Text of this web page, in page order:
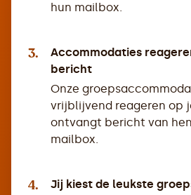
hun mailbox.
3.
Accommodaties
bericht
Onze
vrijblijvend reageren op
ontvangt bericht van
mailbox.
4.
Jij kiest de leukste